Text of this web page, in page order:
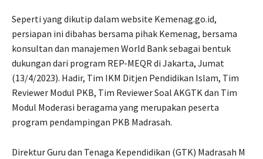
Seperti yang dikutip dalam website Kemenag.go.id,
persiapan ini dibahas bersama pihak Kemenag, bersama
konsultan dan manajemen World Bank sebagai bentuk
dukungan dari program REP-MEQR di Jakarta, Jumat
(13/4/2023). Hadir, Tim IKM Ditjen Pendidikan Islam, Tim
Reviewer Modul PKB, Tim Reviewer Soal AKGTK dan Tim
Modul Moderasi beragama yang merupakan peserta
program pendampingan PKB Madrasah.
Direktur Guru dan Tenaga Kependidikan (GTK) Madrasah M